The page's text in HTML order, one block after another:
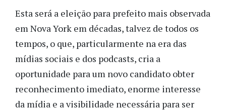
Esta será a eleição para prefeito mais observada
em Nova York em décadas, talvez de todos os
tempos, o que, particularmente na era das
mídias sociais e dos podcasts, cria a
oportunidade para um novo candidato obter
reconhecimento imediato, enorme interesse
da mídia e a visibilidade necessária para ser